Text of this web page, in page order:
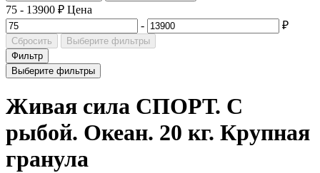
75 - 13900 ₽ Цена
-
₽
Сбросить
Выберите фильтры
Фильтр
Выберите фильтры
Живая сила СПОРТ. С
рыбой. Океан. 20 кг. Крупная
гранула